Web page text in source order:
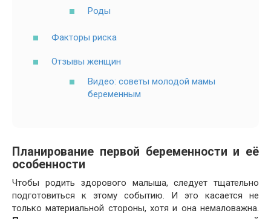
Роды
Факторы риска
Отзывы женщин
Видео: советы молодой мамы
беременным
Планирование первой беременности и её
особенности
Чтобы родить здорового малыша, следует тщательно
подготовиться к этому событию. И это касается не
только материальной стороны, хотя и она немаловажна.